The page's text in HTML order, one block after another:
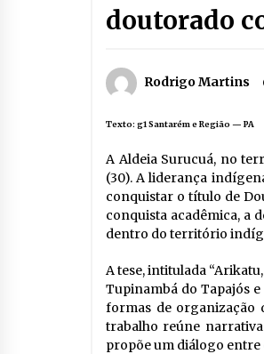
doutorado
Rodrigo Martins
Texto: g1 Santarém e Região — PA
A Aldeia Surucuá, no
(30). A liderança
conquistar o título de
conquista acadêmica, a
dentro do território
A tese, intitulada
Tupinambá do Tapajós
formas de organização
trabalho reúne
propõe um diálogo